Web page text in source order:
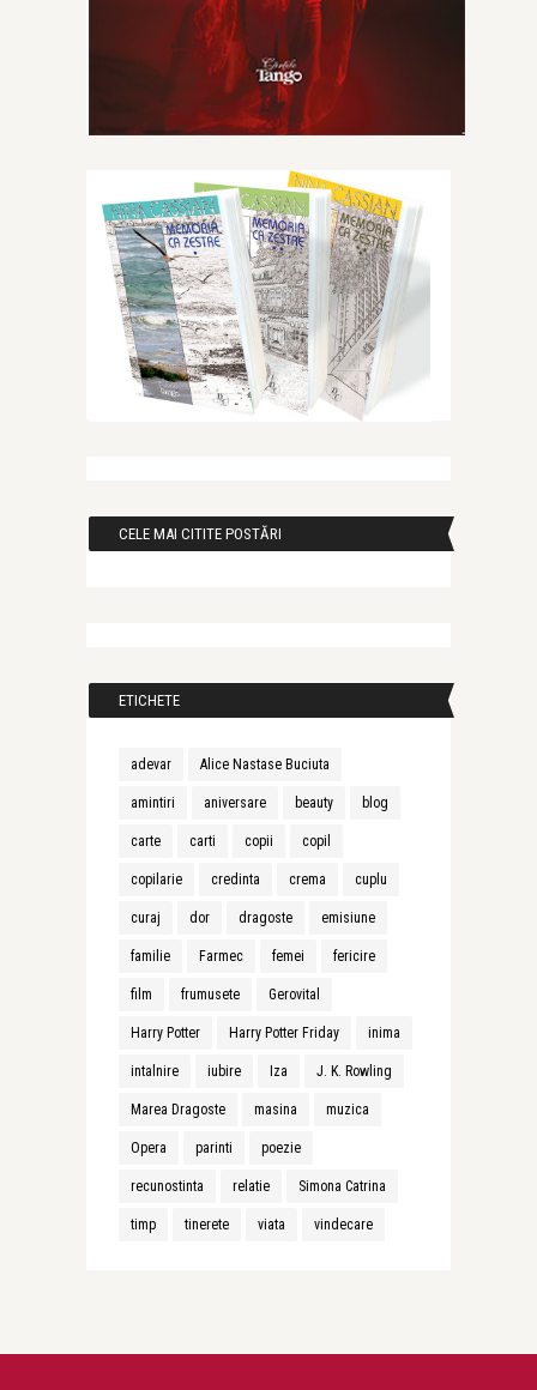
CELE MAI CITITE POSTĂRI
ETICHETE
adevar Alice Nastase Buciuta
amintiri aniversare beauty blog
carte carti copii copil
copilarie credinta crema cuplu
curaj dor dragoste emisiune
familie Farmec femei fericire
film frumusete Gerovital
Harry Potter Harry Potter Friday inima
intalnire iubire Iza J. K. Rowling
Marea Dragoste masina muzica
Opera parinti poezie
recunostinta relatie Simona Catrina
timp tinerete viata vindecare